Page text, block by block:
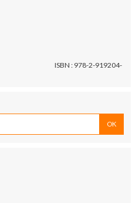
ISBN : 978-2-919204-